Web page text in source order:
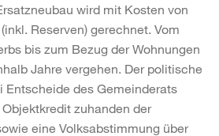
wird mit Kosten von
Reserven) gerechnet. Vom
bis zum Bezug der Wohnungen
Jahre vergehen. Der politische
Entscheide des Gemeinderats
zuhanden der
eine Volksabstimmung über